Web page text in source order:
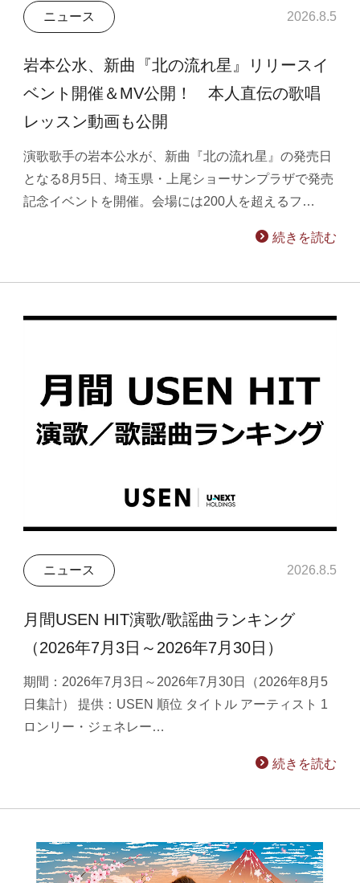
ニュース 2026.8.5
岩本公水、新曲『北の流れ星』リリースイ
ベント開催＆MV公開！ 本人直伝の歌唱
レッスン動画も公開
演歌歌手の岩本公水が、新曲『北の流れ星』の発売日
となる8月5日、埼玉県・上尾ショーサンプラザで発売
記念イベントを開催。会場には200人を超えるフ…
続きを読む
ニュース 2026.8.5
月間USEN HIT演歌/歌謡曲ランキング
（2026年7月3日～2026年7月30日）
期間：2026年7月3日～2026年7月30日（2026年8月5
日集計） 提供：USEN 順位 タイトル アーティスト 1
ロンリー・ジェネレー…
続きを読む